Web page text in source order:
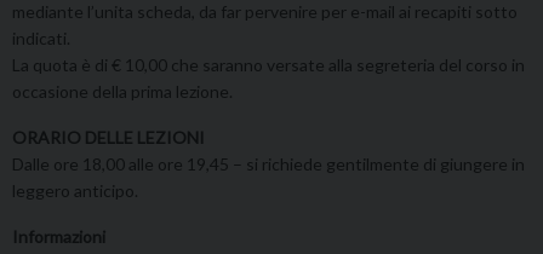
mediante l’unita scheda, da far pervenire per e-mail ai recapiti sotto
indicati.
La quota è di € 10,00 che saranno versate alla segreteria del corso in
occasione della prima lezione.
ORARIO DELLE LEZIONI
Dalle ore 18,00 alle ore 19,45 – si richiede gentilmente di giungere in
leggero anticipo.
Informazioni